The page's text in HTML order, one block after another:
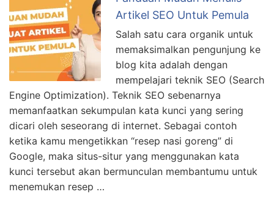
Artikel SEO Untuk Pemula
Salah satu cara organik untuk
memaksimalkan pengunjung ke
blog kita adalah dengan
mempelajari teknik SEO (Search
Engine Optimization). Teknik SEO sebenarnya
memanfaatkan sekumpulan kata kunci yang sering
dicari oleh seseorang di internet. Sebagai contoh
ketika kamu mengetikkan “resep nasi goreng” di
Google, maka situs-situr yang menggunakan kata
kunci tersebut akan bermunculan membantumu untuk
menemukan resep …